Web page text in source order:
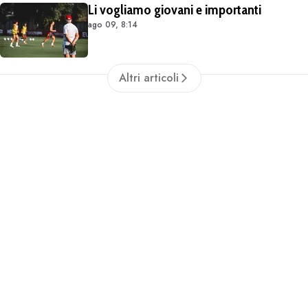
Li vogliamo giovani e importanti
ago 09, 8:14
Altri articoli